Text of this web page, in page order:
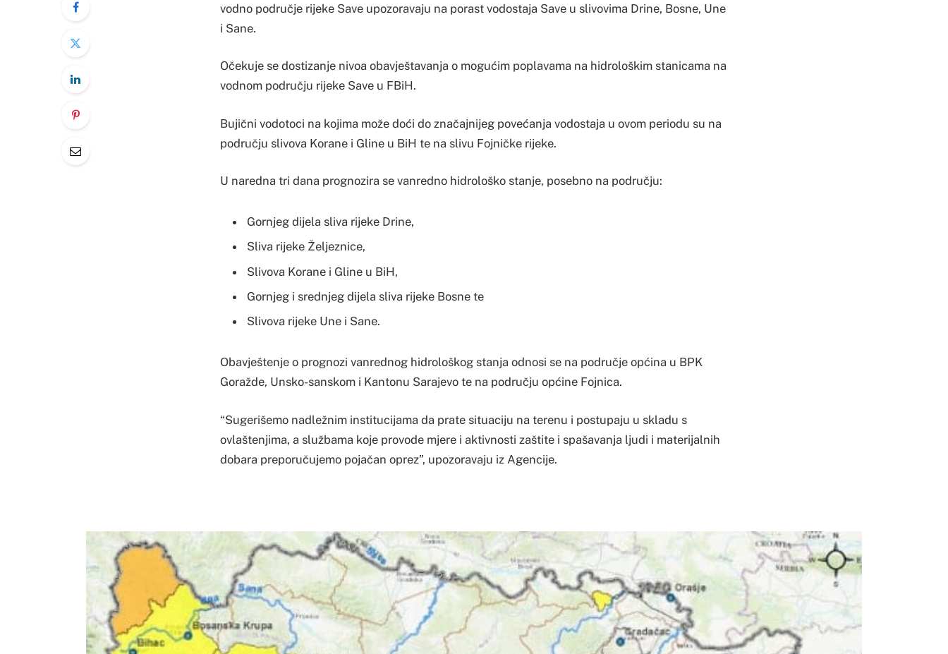
vodno područje rijeke Save upozoravaju na porast vodostaja Save u slivovima Drine, Bosne, Une
i Sane.
Očekuje se dostizanje nivoa obavještavanja o mogućim poplavama na hidrološkim stanicama na
vodnom području rijeke Save u FBiH.
Bujični vodotoci na kojima može doći do značajnijeg povećanja vodostaja u ovom periodu su na
području slivova Korane i Gline u BiH te na slivu Fojničke rijeke.
U naredna tri dana prognozira se vanredno hidrološko stanje, posebno na području:
Gornjeg dijela sliva rijeke Drine,
Sliva rijeke Željeznice,
Slivova Korane i Gline u BiH,
Gornjeg i srednjeg dijela sliva rijeke Bosne te
Slivova rijeke Une i Sane.
Obavještenje o prognozi vanrednog hidrološkog stanja odnosi se na područje općina u BPK
Goražde, Unsko-sanskom i Kantonu Sarajevo te na području općine Fojnica.
“Sugerišemo nadležnim institucijama da prate situaciju na terenu i postupaju u skladu s
ovlaštenjima, a službama koje provode mjere i aktivnosti zaštite i spašavanja ljudi i materijalnih
dobara preporučujemo pojačan oprez”, upozoravaju iz Agencije.